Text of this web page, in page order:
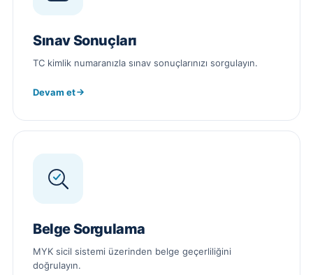
Sınav Sonuçları
TC kimlik numaranızla sınav sonuçlarınızı sorgulayın.
Devam et
Belge Sorgulama
MYK sicil sistemi üzerinden belge geçerliliğini
doğrulayın.